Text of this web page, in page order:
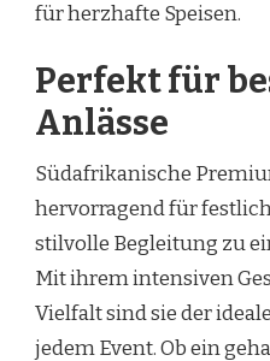
für herzhafte Speisen.
Perfekt für
Anlässe
Südafrikanische
hervorragend für
stilvolle Begleitung zu
Mit ihrem intensiven
Vielfalt sind sie der
jedem Event. Ob ein